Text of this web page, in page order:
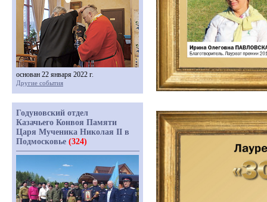
основан 22 января 2022 г.
Другие события
Годуновский отдел
Казачьего Конвоя Памяти
Царя Мученика Николая II в
Подмосковье (324)